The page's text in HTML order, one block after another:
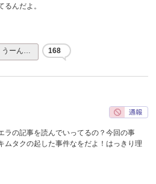
んだよ。
うーん… 168
ラの記事を読んでいってるの？今回の事
ムタクの起した事件なをだよ！はっきり理